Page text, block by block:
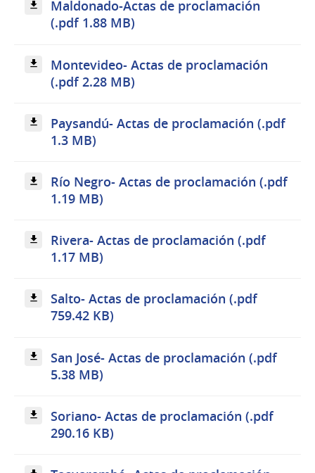
Maldonado-Actas de proclamación
(.pdf 1.88 MB)
Montevideo- Actas de proclamación
(.pdf 2.28 MB)
Paysandú- Actas de proclamación (.pdf
1.3 MB)
Río Negro- Actas de proclamación (.pdf
1.19 MB)
Rivera- Actas de proclamación (.pdf
1.17 MB)
Salto- Actas de proclamación (.pdf
759.42 KB)
San José- Actas de proclamación (.pdf
5.38 MB)
Soriano- Actas de proclamación (.pdf
290.16 KB)